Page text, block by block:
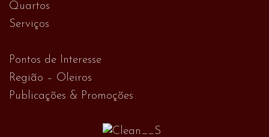
Quartos
Serviços
Pontos de Interesse
Região – Oleiros
Publicações & Promoções